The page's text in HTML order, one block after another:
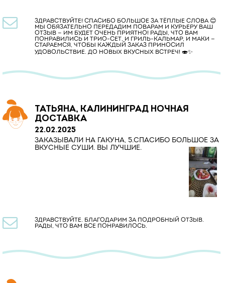

ЗДРАВСТВУЙТЕ! СПАСИБО БОЛЬШОЕ ЗА ТЁПЛЫЕ СЛОВА 😊
МЫ ОБЯЗАТЕЛЬНО ПЕРЕДАДИМ ПОВАРАМ И КУРЬЕРУ ВАШ
ОТЗЫВ — ИМ БУДЕТ ОЧЕНЬ ПРИЯТНО! РАДЫ, ЧТО ВАМ
ПОНРАВИЛИСЬ И ТРИО-СЕТ, И ГРИЛЬ-КАЛЬМАР, И МАКИ —
СТАРАЕМСЯ, ЧТОБЫ КАЖДЫЙ ЗАКАЗ ПРИНОСИЛ
УДОВОЛЬСТВИЕ. ДО НОВЫХ ВКУСНЫХ ВСТРЕЧ! 🍣✨
ТАТЬЯНА, КАЛИНИНГРАД НОЧНАЯ
ДОСТАВКА
22.02.2025
ЗАКАЗЫВАЛИ НА ГАКУНА, 5.СПАСИБО БОЛЬШОЕ ЗА
ВКУСНЫЕ СУШИ. ВЫ ЛУЧШИЕ.

ЗДРАВСТВУЙТЕ. БЛАГОДАРИМ ЗА ПОДРОБНЫЙ ОТЗЫВ.
РАДЫ, ЧТО ВАМ ВСЕ ПОНРАВИЛОСЬ.